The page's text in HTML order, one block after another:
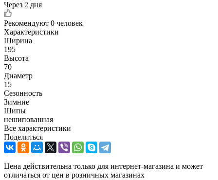
Через 2 дня
Рекомендуют 0 человек
Характеристики
Ширина
195
Высота
70
Диаметр
15
Сезонность
Зимние
Шипы
нешипованная
Все характеристики
Поделиться
Цена действительна только для интернет-магазина и может
отличаться от цен в розничных магазинах